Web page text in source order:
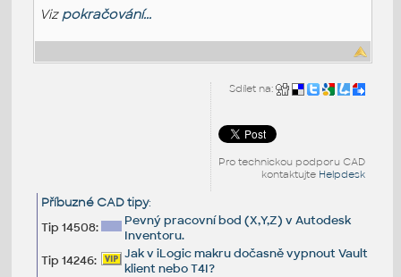
Viz pokračování...
Sdílet na:
Pro technickou podporu CAD
kontaktujte Helpdesk
Příbuzné CAD tipy:
Tip 14508:
Pevný pracovní bod (X,Y,Z) v Autodesk
Inventoru.
Tip 14246:
Jak v iLogic makru dočasně vypnout Vault
klient nebo T4I?